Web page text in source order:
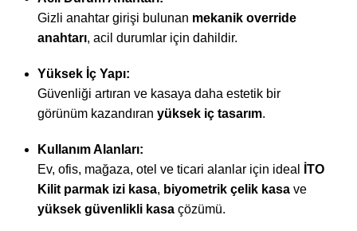
Gizli anahtar girişi bulunan mekanik override
anahtarı, acil durumlar için dahildir.
Yüksek İç Yapı:
Güvenliği artıran ve kasaya daha estetik bir
görünüm kazandıran yüksek iç tasarım.
Kullanım Alanları:
Ev, ofis, mağaza, otel ve ticari alanlar için ideal
İTO
Kilit parmak izi kasa, biyometrik çelik kasa ve
yüksek güvenlikli kasa çözümü.